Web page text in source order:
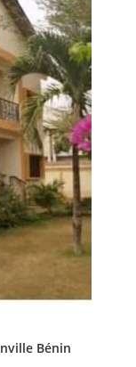
Bénin